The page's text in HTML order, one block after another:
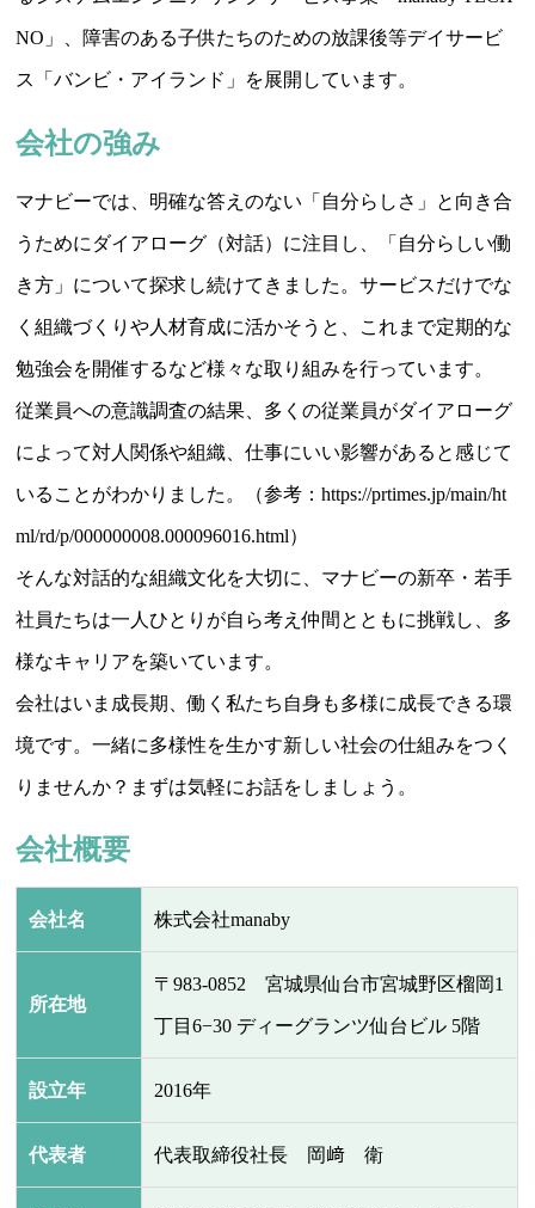
NO」、障害のある子供たちのための放課後等デイサービ
ス「バンビ・アイランド」を展開しています。
会社の強み
マナビーでは、明確な答えのない「自分らしさ」と向き合
うためにダイアローグ（対話）に注目し、「自分らしい働
き方」について探求し続けてきました。サービスだけでな
く組織づくりや人材育成に活かそうと、これまで定期的な
勉強会を開催するなど様々な取り組みを行っています。
従業員への意識調査の結果、多くの従業員がダイアローグ
によって対人関係や組織、仕事にいい影響があると感じて
いることがわかりました。（参考：https://prtimes.jp/main/ht
ml/rd/p/000000008.000096016.html）
そんな対話的な組織文化を大切に、マナビーの新卒・若手
社員たちは一人ひとりが自ら考え仲間とともに挑戦し、多
様なキャリアを築いています。
会社はいま成長期、働く私たち自身も多様に成長できる環
境です。一緒に多様性を生かす新しい社会の仕組みをつく
りませんか？まずは気軽にお話をしましょう。
会社概要
会社名 株式会社manaby
所在地
〒983-0852 宮城県仙台市宮城野区榴岡1
丁目6−30 ディーグランツ仙台ビル 5階
設立年 2016年
代表者 代表取締役社長 岡﨑 衛